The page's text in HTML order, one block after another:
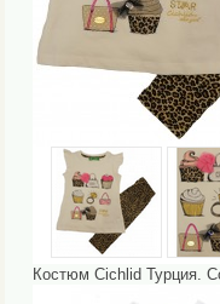
Костюм Cichlid Турция.